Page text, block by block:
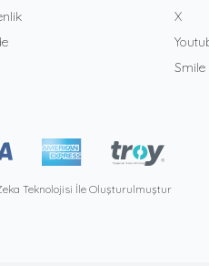
X
Smile
Teknolojisi İle Oluşturulmuştur